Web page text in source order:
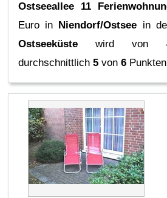
Ostseeallee 11
Euro in Niendorf/Ostsee in
Ostseeküste wird von
durchschnittlich5 von6